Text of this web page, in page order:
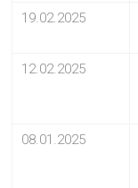
19.02.2025
12.02.2025
08.01.2025